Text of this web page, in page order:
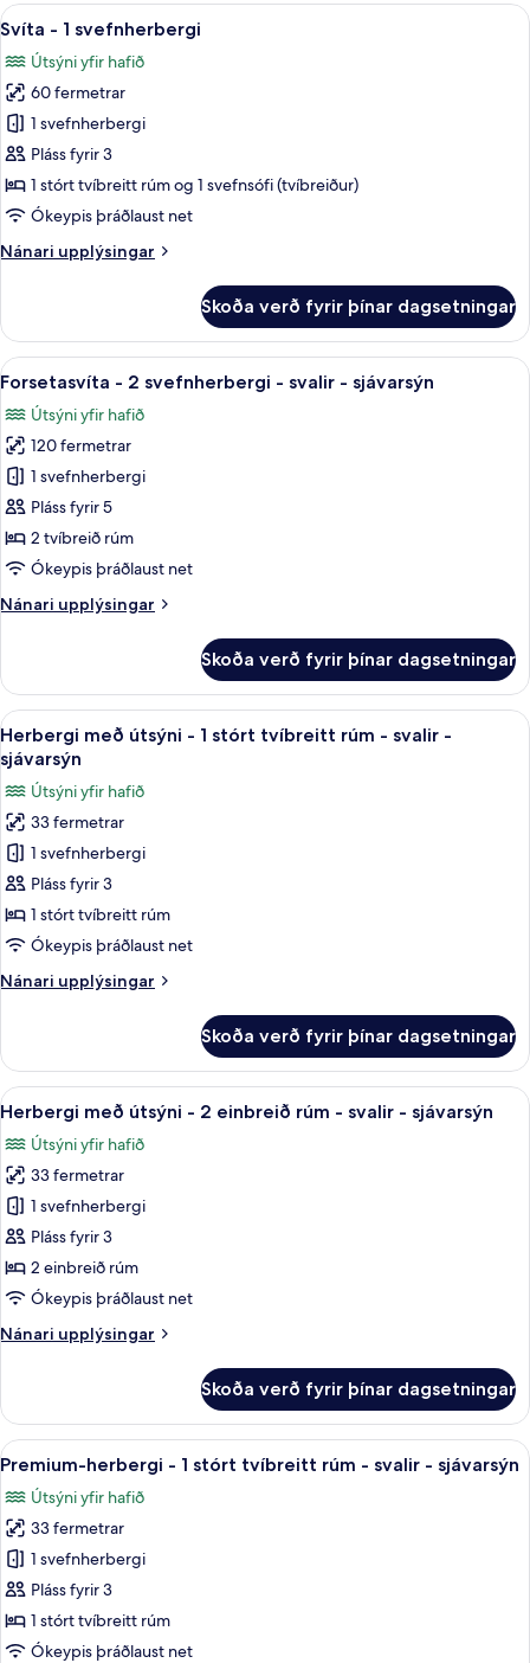
1
Skoða
allar
myndir
fyrir
Svíta
-
1
svefnherbergi
Svíta - 1 svefnherbergi | Rúmföt af
8
Svíta - 1 svefnherbergi
Útsýni yfir hafið
60 fermetrar
1 svefnherbergi
Pláss fyrir 3
1 stórt tvíbreitt rúm og 1 svefnsófi (tvíbreiður)
Ókeypis þráðlaust net
Nánari upplýsingar
Nánari
-
svefnherbergi
Skoða verð fyrir þínar dagsetningar
Skoða
allar
myndir
fyrir
Forsetasvíta
-
2
svefnherbergi
svalir
Forsetasvíta - 2 svefnherbergi -
14
Forsetasvíta - 2 svefnherbergi - svalir - sjávarsýn
Útsýni yfir hafið
120 fermetrar
1 svefnherbergi
Pláss fyrir 5
2 tvíbreið rúm
Ókeypis þráðlaust net
Nánari upplýsingar
Nánari
-
svefnherbergi
-
svalir
-
sjávarsýn
Skoða verð fyrir þínar dagsetningar
Skoða
allar
myndir
fyrir
Herbergi
með
útsýni
-
1
tvíbreitt
svalir
-
sjávarsýn
Herbergi með útsýni - 1 stórt
8
Herbergi með útsýni - 1 stórt tvíbreitt rúm - svalir -
sjávarsýn
Útsýni yfir hafið
33 fermetrar
1 svefnherbergi
Pláss fyrir 3
1 stórt tvíbreitt rúm
Ókeypis þráðlaust net
Nánari upplýsingar
Nánari
með
útsýni
-
stórt
tvíbreitt
rúm
svalir
sjávarsýn
Skoða verð fyrir þínar dagsetningar
Skoða
allar
myndir
fyrir
Herbergi
með
útsýni
-
einbreið
svalir
-
sjávarsýn
Herbergi með útsýni - 2 einbreið
8
Herbergi með útsýni - 2 einbreið rúm - svalir - sjávarsýn
Útsýni yfir hafið
33 fermetrar
1 svefnherbergi
Pláss fyrir 3
2 einbreið rúm
Ókeypis þráðlaust net
Nánari upplýsingar
Nánari
með
útsýni
-
einbreið
rúm
svalir
sjávarsýn
Skoða verð fyrir þínar dagsetningar
Skoða
allar
myndir
fyrir
Premium-
herbergi
-
1
Premium-herbergi - 1 stórt tvíbreitt
7
Premium-herbergi - 1 stórt tvíbreitt rúm - svalir - sjávarsýn
Útsýni yfir hafið
33 fermetrar
1 svefnherbergi
Pláss fyrir 3
1 stórt tvíbreitt rúm
Ókeypis þráðlaust net